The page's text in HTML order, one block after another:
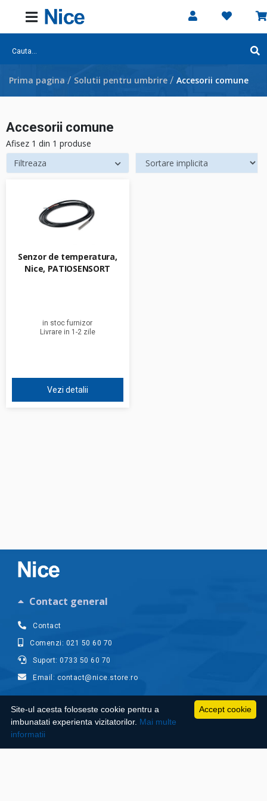
Prima pagina / Solutii pentru umbrire / Accesorii comune
Accesorii comune
Afisez 1 din 1 produse
Filtreaza
Senzor de temperatura,
Nice, PATIOSENSORT
in stoc furnizor
Livrare in 1-2 zile
Vezi detalii
Contact general
Contact
Comenzi: 021 50 60 70
Suport: 0733 50 60 70
Email: contact@nice.store.ro
Contul meu
Suport clienti
Accept cookie
Site-ul acesta foloseste cookie pentru a
imbunatati experienta vizitatorilor. Mai multe
informatii